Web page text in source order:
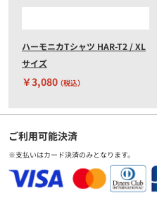
ハーモニカTシャツ HAR-T2 / XL
サイズ
￥3,080（税込）
ご利用可能決済
※支払いはカード決済のみとなります。